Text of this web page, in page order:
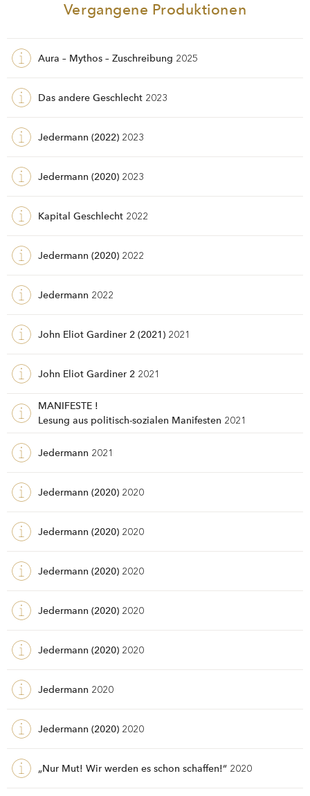
Vergangene Produktionen
Aura – Mythos – Zuschreibung 2025
Das andere Geschlecht 2023
Jedermann (2022) 2023
Jedermann (2020) 2023
Kapital Geschlecht 2022
Jedermann (2020) 2022
Jedermann 2022
John Eliot Gardiner 2 (2021) 2021
John Eliot Gardiner 2 2021
MANIFESTE !
Lesung aus politisch-sozialen Manifesten 2021
Jedermann 2021
Jedermann (2020) 2020
Jedermann (2020) 2020
Jedermann (2020) 2020
Jedermann (2020) 2020
Jedermann (2020) 2020
Jedermann 2020
Jedermann (2020) 2020
„Nur Mut! Wir werden es schon schaffen!“ 2020